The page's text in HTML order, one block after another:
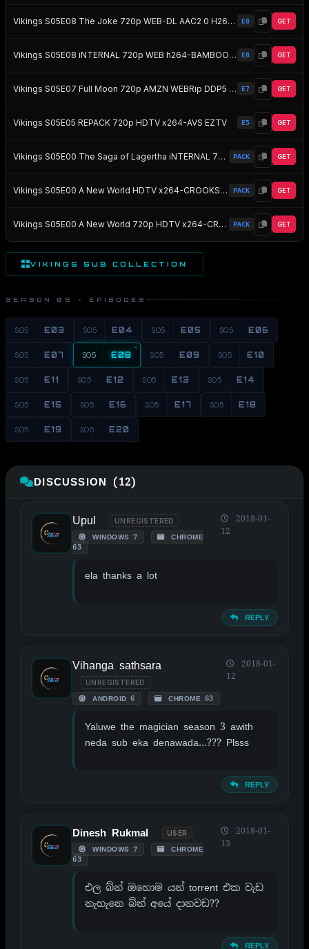
Vikings S05E08 The Joke 720p WEB-DL AAC2 0 H264-BTN EZTV E8 GET
Vikings S05E08 iNTERNAL 720p WEB h264-BAMBOOZLE EZTV E8 GET
Vikings S05E07 Full Moon 720p AMZN WEBRip DDP5 1 x264-NTb EZTV E7 GET
Vikings S05E05 REPACK 720p HDTV x264-AVS EZTV E5 GET
Vikings S05E00 The Saga of Lagertha iNTERNAL 720p WEB h264-BAMBOOZLE EZTV PACK GET
Vikings S05E00 A New World HDTV x264-CROOKS EZTV PACK GET
Vikings S05E00 A New World 720p HDTV x264-CROOKS EZTV PACK GET
VIKINGS SUB COLLECTION
SEASON 05 · EPISODES
S05 E03 S05 E04 S05 E05 S05 E06
S05 E07 S05 E08 S05 E09 S05 E10
S05 E11 S05 E12 S05 E13 S05 E14
S05 E15 S05 E16 S05 E17 S05 E18
S05 E19 S05 E20
DISCUSSION (12)
Upul UNREGISTERED
WINDOWS 7
CHROME
63
2018-01-
12
ela thanks a lot
REPLY
Vihanga sathsara
UNREGISTERED
ANDROID 6 CHROME 63
2018-01-
12
Yaluwe the magician season 3 awith
neda sub eka denawada…??? Plsss
REPLY
Dinesh Rukmal USER
WINDOWS 7
CHROME
63
2018-01-
13
එල බ්න් ඔහොම යන් torrent එක වැඩ
නැහැනෙ බ්න් අයේ දානවඩ??
REPLY